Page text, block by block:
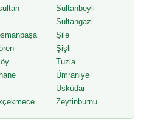
Sultanbeyli
Sultangazi
Şile
Şişli
Tuzla
Ümraniye
Üsküdar
Zeytinburnu